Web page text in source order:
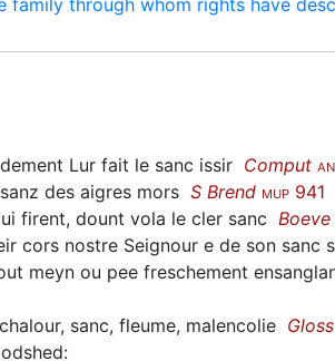
family through whom rights have
Lur fait le sanc issir Comput
des aigres mors S Brend MUP 941
firent, dount vola le cler sanc Boeve
cors nostre Seignour e de son sanc
meyn ou pee freschement
sanc, fleume, malencolie
: